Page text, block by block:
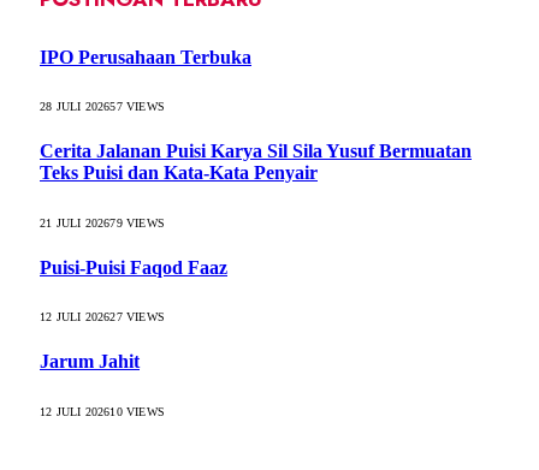
IPO Perusahaan Terbuka
28 JULI 202657VIEWS
Cerita Jalanan Puisi Karya Sil Sila Yusuf Bermuatan
Teks Puisi dan Kata-Kata Penyair
21 JULI 202679VIEWS
Puisi-Puisi Faqod Faaz
12 JULI 202627VIEWS
Jarum Jahit
12 JULI 202610VIEWS